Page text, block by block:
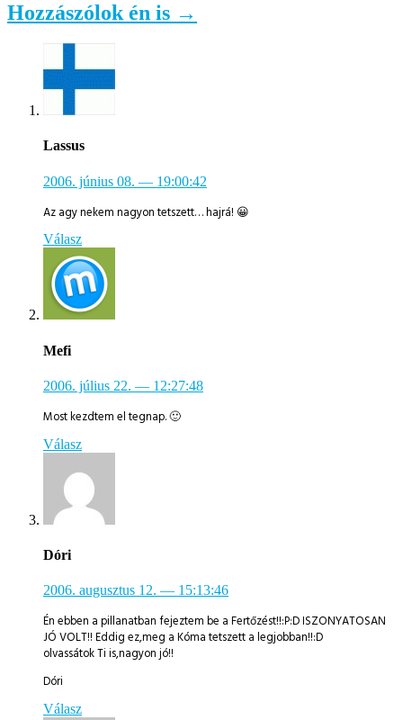
Hozzászólok én is →
Lassus
2006. június 08. — 19:00:42
Az agy nekem nagyon tetszett… hajrá! 😀
Válasz
Mefi
2006. július 22. — 12:27:48
Most kezdtem el tegnap. 🙂
Válasz
Dóri
2006. augusztus 12. — 15:13:46
Én ebben a pillanatban fejeztem be a Fertőzést!!:P:D ISZONYATOSAN
JÓ VOLT!! Eddig ez,meg a Kóma tetszett a legjobban!!:D
olvassátok Ti is,nagyon jó!!
Dóri
Válasz